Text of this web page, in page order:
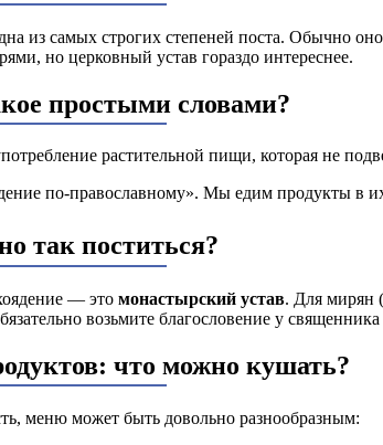
из самых строгих степеней поста. Обычно
но церковный устав гораздо интереснее.
простыми словами?
растительной пищи, которая не
по-православному». Мы едим продукты в
так поститься?
— это монастырский устав. Для мирян
возьмите благословение у
что можно кушать?
меню может быть довольно разнообразным: